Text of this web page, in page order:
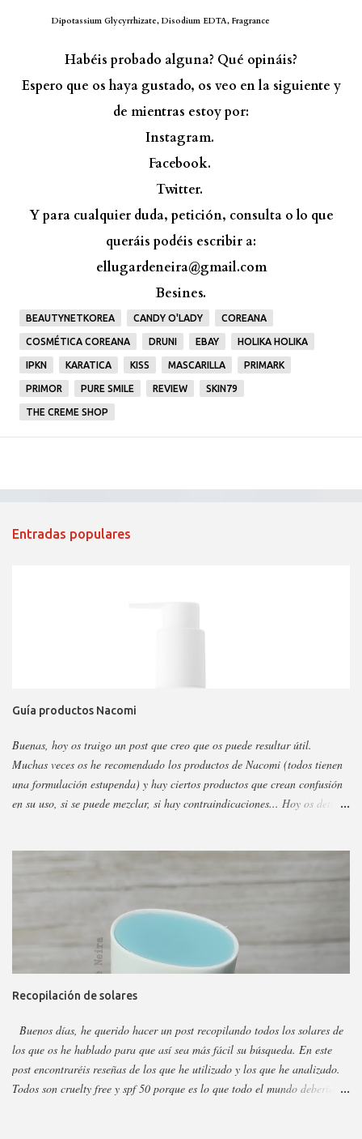
Dipotassium Glycyrrhizate, Disodium EDTA, Fragrance
Habéis probado alguna? Qué opináis?
Espero que os haya gustado, os veo en la siguiente y
de mientras estoy por:
Instagram.
Facebook.
Twitter.
Y para cualquier duda, petición, consulta o lo que
queráis podéis escribir a:
ellugardeneira@gmail.com
Besines.
BEAUTYNETKOREA CANDY O'LADY COREANA
COSMÉTICA COREANA DRUNI EBAY HOLIKA HOLIKA
IPKN KARATICA KISS MASCARILLA PRIMARK
PRIMOR PURE SMILE REVIEW SKIN79
THE CREME SHOP
Entradas populares
Guía productos Nacomi
Buenas, hoy os traigo un post que creo que os puede resultar útil.
Muchas veces os he recomendado los productos de Nacomi (todos tienen
una formulación estupenda) y hay ciertos productos que crean confusión
en su uso, si se puede mezclar, si hay contraindicaciones... Hoy os detallo
corporales, así es más fácil, además al final añadiré gamas concretas. La
marca tiene otros sérum y cremas, pero estos son los más dificilillos de
tenéis en casi todas las perfumerías, es cruelty free y casi toda vegana.
Hay ciertos productos que no están en todas las webs, pero como se suele
decir Google es nuestro amigo. Empecemos: Productos faciales Dermo
loción limpiadora ceramidas Precio: 4 euros. Cantidad: 150 ml.
Propiedades: Limpiador acuoso para todas las pieles, pero p...
Recopilación de solares
Buenos días, he querido hacer un post recopilando todos los solares de
los que os he hablado para que así sea más fácil su búsqueda. En este
post encontraréis reseñas de los que he utilizado y los que he analizado.
Todos son cruelty free y spf 50 porque es lo que todo el mundo debería